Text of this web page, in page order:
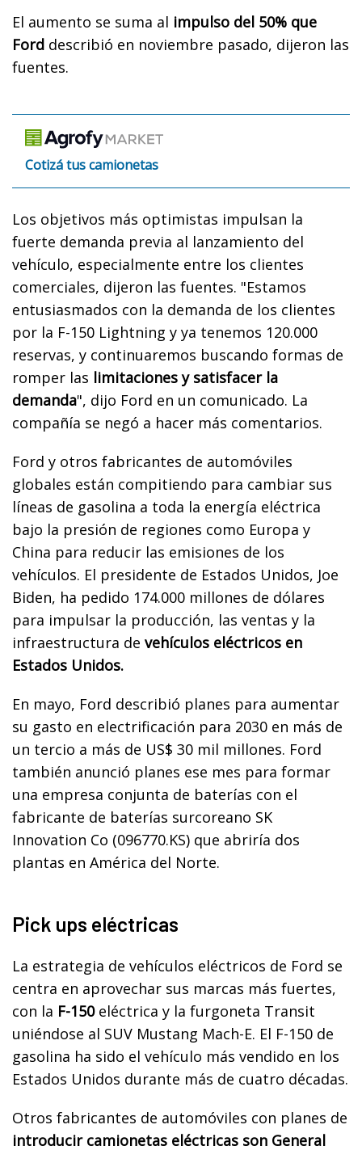
El aumento se suma al impulso del 50% que
Ford describió en noviembre pasado, dijeron las
fuentes.
Cotizá tus camionetas
Los objetivos más optimistas impulsan la
fuerte demanda previa al lanzamiento del
vehículo, especialmente entre los clientes
comerciales, dijeron las fuentes. "Estamos
entusiasmados con la demanda de los clientes
por la F-150 Lightning y ya tenemos 120.000
reservas, y continuaremos buscando formas de
romper las limitaciones y satisfacer la
demanda", dijo Ford en un comunicado. La
compañía se negó a hacer más comentarios.
Ford y otros fabricantes de automóviles
globales están compitiendo para cambiar sus
líneas de gasolina a toda la energía eléctrica
bajo la presión de regiones como Europa y
China para reducir las emisiones de los
vehículos. El presidente de Estados Unidos, Joe
Biden, ha pedido 174.000 millones de dólares
para impulsar la producción, las ventas y la
infraestructura de vehículos eléctricos en
Estados Unidos.
En mayo, Ford describió planes para aumentar
su gasto en electrificación para 2030 en más de
un tercio a más de US$ 30 mil millones. Ford
también anunció planes ese mes para formar
una empresa conjunta de baterías con el
fabricante de baterías surcoreano SK
Innovation Co (096770.KS) que abriría dos
plantas en América del Norte.
Pick ups eléctricas
La estrategia de vehículos eléctricos de Ford se
centra en aprovechar sus marcas más fuertes,
con la F-150eléctrica y la furgoneta Transit
uniéndose al SUV Mustang Mach-E. El F-150 de
gasolina ha sido el vehículo más vendido en los
Estados Unidos durante más de cuatro décadas.
Otros fabricantes de automóviles con planes de
introducir camionetas eléctricas son General